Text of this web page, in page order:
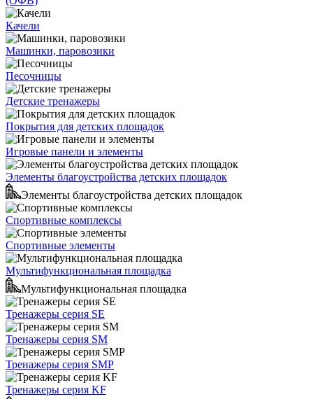
Качели
Машинки, паровозики
Песочницы
Детские тренажеры
Покрытия для детских площадок
Игровые панели и элементы
Элементы благоустройства детских площадок
Элементы благоустройства детских площадок
Спортивные комплексы
Спортивные элементы
Мультифункциональная площадка
Мультифункциональная площадка
Тренажеры серия SE
Тренажеры серия SM
Тренажеры серия SMP
Тренажеры серия KF